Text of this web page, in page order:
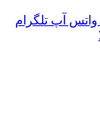
واتس آپ تلگرام